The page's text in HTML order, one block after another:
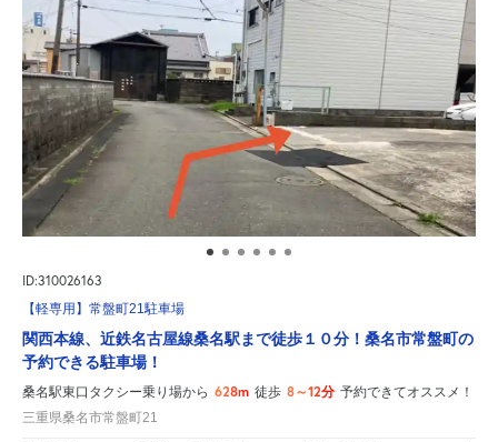
ID:310026163
【軽専用】常盤町21駐車場
関西本線、近鉄名古屋線桑名駅まで徒歩１０分！桑名市常盤町の
予約できる駐車場！
桑名駅東口タクシー乗り場から 628m 徒歩 8～12分 予約できてオススメ！
三重県桑名市常盤町21